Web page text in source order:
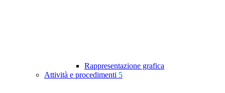
Rappresentazione grafica
Attività e procedimenti 5